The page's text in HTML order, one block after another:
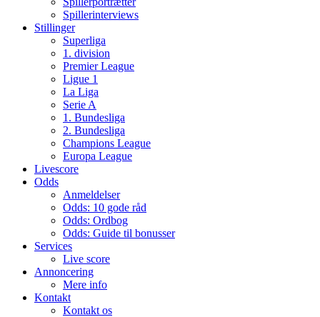
Spillerinterviews
Stillinger
Superliga
1. division
Premier League
Ligue 1
La Liga
Serie A
1. Bundesliga
2. Bundesliga
Champions League
Europa League
Livescore
Odds
Anmeldelser
Odds: 10 gode råd
Odds: Ordbog
Odds: Guide til bonusser
Services
Live score
Annoncering
Mere info
Kontakt
Kontakt os